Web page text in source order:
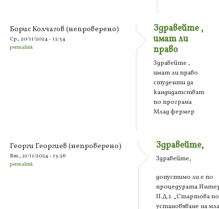
Борис Колчагов (непроверено)
Ср., 20/11/2024 - 12:34
permalink
Здравейте ,
имат ли
право
Здравейте ,
имат ли право
студенти да
кандидатстват
по програма
Млад фермер
Георги Георгиев (непроверено)
Вт., 21/11/2024 - 13:26
permalink
Здравейте,
Здравейте,
допустимо ли е по
процедурата
II.Д.1. „Стартова
установяване на